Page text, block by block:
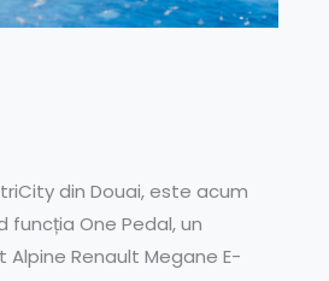
din Douai, este acum
One Pedal, un
Alpine Renault Megane E-